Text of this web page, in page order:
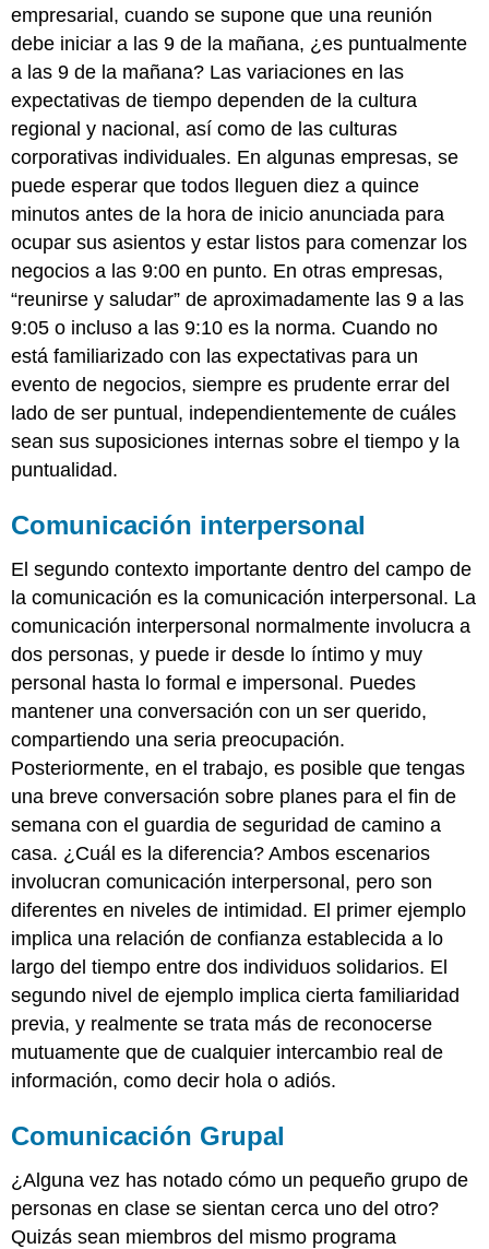
empresarial, cuando se supone que una reunión
debe iniciar a las 9 de la mañana, ¿es puntualmente
a las 9 de la mañana? Las variaciones en las
expectativas de tiempo dependen de la cultura
regional y nacional, así como de las culturas
corporativas individuales. En algunas empresas, se
puede esperar que todos lleguen diez a quince
minutos antes de la hora de inicio anunciada para
ocupar sus asientos y estar listos para comenzar los
negocios a las 9:00 en punto. En otras empresas,
“reunirse y saludar” de aproximadamente las 9 a las
9:05 o incluso a las 9:10 es la norma. Cuando no
está familiarizado con las expectativas para un
evento de negocios, siempre es prudente errar del
lado de ser puntual, independientemente de cuáles
sean sus suposiciones internas sobre el tiempo y la
puntualidad.
Comunicación interpersonal
El segundo contexto importante dentro del campo de
la comunicación es la comunicación interpersonal. La
comunicación interpersonal normalmente involucra a
dos personas, y puede ir desde lo íntimo y muy
personal hasta lo formal e impersonal. Puedes
mantener una conversación con un ser querido,
compartiendo una seria preocupación.
Posteriormente, en el trabajo, es posible que tengas
una breve conversación sobre planes para el fin de
semana con el guardia de seguridad de camino a
casa. ¿Cuál es la diferencia? Ambos escenarios
involucran comunicación interpersonal, pero son
diferentes en niveles de intimidad. El primer ejemplo
implica una relación de confianza establecida a lo
largo del tiempo entre dos individuos solidarios. El
segundo nivel de ejemplo implica cierta familiaridad
previa, y realmente se trata más de reconocerse
mutuamente que de cualquier intercambio real de
información, como decir hola o adiós.
Comunicación Grupal
¿Alguna vez has notado cómo un pequeño grupo de
personas en clase se sientan cerca uno del otro?
Quizás sean miembros del mismo programa